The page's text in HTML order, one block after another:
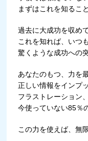
まずはこれを知るこ
過去に大成功を収め
これを知れば、いつ
驚くような成功への
あなたのもつ、力を
正しい情報をインプ
フラストレーション
今使っていない85％
この力を使えば、無